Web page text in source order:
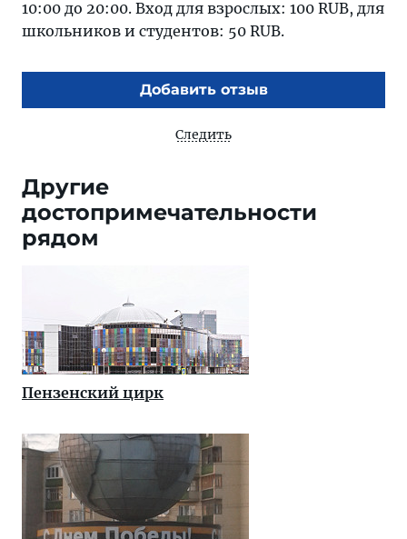
10:00 до 20:00. Вход для взрослых: 100 RUB, для
школьников и студентов: 50 RUB.
Добавить отзыв
Следить
Другие
достопримечательности
рядом
Пензенский цирк